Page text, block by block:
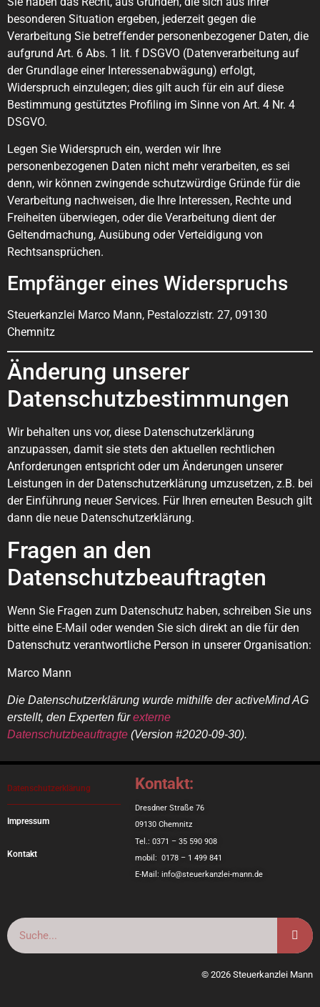
besonderen Situation ergeben, jederzeit gegen die
Verarbeitung Sie betreffender personenbezogener Daten, die
aufgrund Art. 6 Abs. 1 lit. f DSGVO (Datenverarbeitung auf
der Grundlage einer Interessenabwägung) erfolgt,
Widerspruch einzulegen; dies gilt auch für ein auf diese
Bestimmung gestütztes Profiling im Sinne von Art. 4 Nr. 4
DSGVO.
Legen Sie Widerspruch ein, werden wir Ihre
personenbezogenen Daten nicht mehr verarbeiten, es sei
denn, wir können zwingende schutzwürdige Gründe für die
Verarbeitung nachweisen, die Ihre Interessen, Rechte und
Freiheiten überwiegen, oder die Verarbeitung dient der
Geltendmachung, Ausübung oder Verteidigung von
Rechtsansprüchen.
Empfänger eines Widerspruchs
Steuerkanzlei Marco Mann, Pestalozzistr. 27, 09130
Chemnitz
Änderung unserer
Datenschutzbestimmungen
Wir behalten uns vor, diese Datenschutzerklärung
anzupassen, damit sie stets den aktuellen rechtlichen
Anforderungen entspricht oder um Änderungen unserer
Leistungen in der Datenschutzerklärung umzusetzen, z.B. bei
der Einführung neuer Services. Für Ihren erneuten Besuch gilt
dann die neue Datenschutzerklärung.
Fragen an den
Datenschutzbeauftragten
Wenn Sie Fragen zum Datenschutz haben, schreiben Sie uns
bitte eine E-Mail oder wenden Sie sich direkt an die für den
Datenschutz verantwortliche Person in unserer Organisation:
Marco Mann
Die Datenschutzerklärung wurde mithilfe der activeMind AG
erstellt, den Experten fürexterne
Datenschutzbeauftragte (Version #2020-09-30).
Datenschutzerklärung
Impressum
Kontakt
Kontakt:
Dresdner Straße 76
09130 Chemnitz
Tel.: 0371 – 35 590 908
mobil: 0178 – 1 499 841
E-Mail: info@steuerkanzlei-mann.de
© 2026 Steuerkanzlei Mann